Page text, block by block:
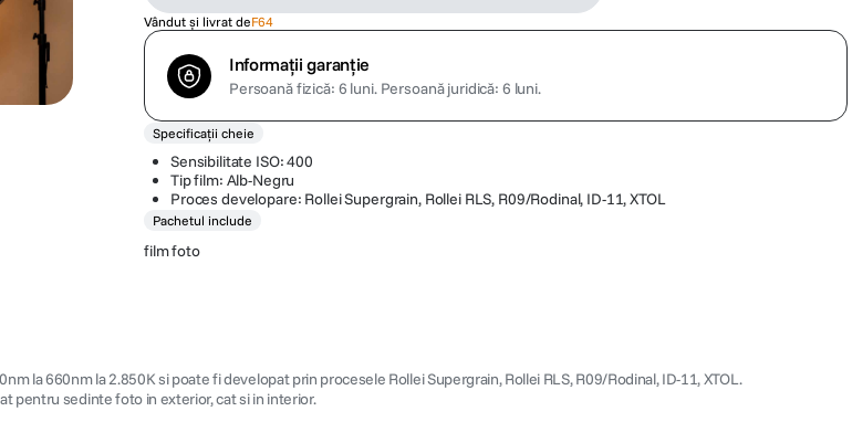
Vândut și livrat deF64
Informații garanție
Persoană fizică: 6 luni. Persoană juridică: 6 luni.
Specificații cheie
Sensibilitate ISO: 400
Tip film: Alb-Negru
Proces developare: Rollei Supergrain, Rollei RLS, R09/Rodinal, ID-11, XTOL
Pachetul include
film foto
la 660nm la 2.850K si poate fi developat prin procesele Rollei Supergrain, Rollei RLS, R09/Rodinal, ID-11, XTOL.
pentru sedinte foto in exterior, cat si in interior.